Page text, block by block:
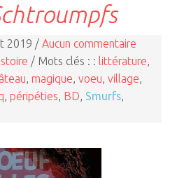
2019 / Aucun commentaire
/ Mots clés : : littérature
magique voeu village
péripéties BD Smurfs